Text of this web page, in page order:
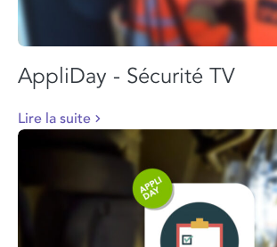
AppliDay - Sécurité TV
Lire la suite